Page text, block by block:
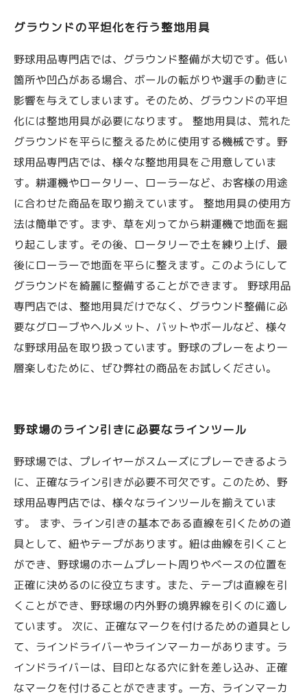
グラウンドの平坦化を行う整地用具
野球用品専門店では、グラウンド整備が大切です。低い
箇所や凹凸がある場合、ボールの転がりや選手の動きに
影響を与えてしまいます。そのため、グラウンドの平坦
化には整地用具が必要になります。 整地用具は、荒れた
グラウンドを平らに整えるために使用する機械です。野
球用品専門店では、様々な整地用具をご用意していま
す。耕運機やロータリー、ローラーなど、お客様の用途
に合わせた商品を取り揃えています。 整地用具の使用方
法は簡単です。まず、草を刈ってから耕運機で地面を掘
り起こします。その後、ロータリーで土を練り上げ、最
後にローラーで地面を平らに整えます。このようにして
グラウンドを綺麗に整備することができます。 野球用品
専門店では、整地用具だけでなく、グラウンド整備に必
要なグローブやヘルメット、バットやボールなど、様々
な野球用品を取り扱っています。野球のプレーをより一
層楽しむために、ぜひ弊社の商品をお試しください。
野球場のライン引きに必要なラインツール
野球場では、プレイヤーがスムーズにプレーできるよう
に、正確なライン引きが必要不可欠です。このため、野
球用品専門店では、様々なラインツールを揃えていま
す。 まず、ライン引きの基本である直線を引くための道
具として、紐やテープがあります。紐は曲線を引くこと
ができ、野球場のホームプレート周りやベースの位置を
正確に決めるのに役立ちます。また、テープは直線を引
くことができ、野球場の内外野の境界線を引くのに適し
ています。 次に、正確なマークを付けるための道具とし
て、ラインドライバーやラインマーカーがあります。ラ
インドライバーは、目印となる穴に針を差し込み、正確
なマークを付けることができます。一方、ラインマーカ